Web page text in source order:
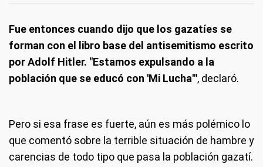
Fue entonces cuando dijo que los gazatíes se
forman con el libro base del antisemitismo escrito
por Adolf Hitler. "Estamos expulsando a la
población que se educó con 'Mi Lucha'", declaró.
Pero si esa frase es fuerte, aún es más polémico lo
que comentó sobre la terrible situación de hambre y
carencias de todo tipo que pasa la población gazatí.